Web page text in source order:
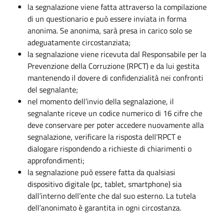
la segnalazione viene fatta attraverso la compilazione
di un questionario e può essere inviata in forma
anonima. Se anonima, sarà presa in carico solo se
adeguatamente circostanziata;
la segnalazione viene ricevuta dal Responsabile per la
Prevenzione della Corruzione (RPCT) e da lui gestita
mantenendo il dovere di confidenzialità nei confronti
del segnalante;
nel momento dell’invio della segnalazione, il
segnalante riceve un codice numerico di 16 cifre che
deve conservare per poter accedere nuovamente alla
segnalazione, verificare la risposta dell’RPCT e
dialogare rispondendo a richieste di chiarimenti o
approfondimenti;
la segnalazione può essere fatta da qualsiasi
dispositivo digitale (pc, tablet, smartphone) sia
dall’interno dell’ente che dal suo esterno. La tutela
dell’anonimato è garantita in ogni circostanza.